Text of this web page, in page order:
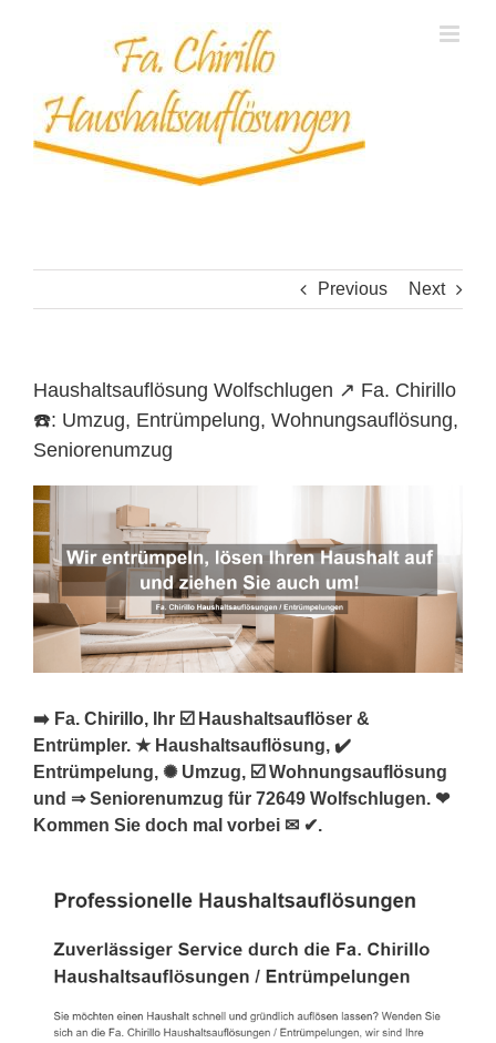
Previous Next
Haushaltsauflösung Wolfschlugen ↗️ Fa. Chirillo
☎️: Umzug, Entrümpelung, Wohnungsauflösung,
Seniorenumzug
➡️ Fa. Chirillo, Ihr ☑️ Haushaltsauflöser &
Entrümpler. ★ Haushaltsauflösung, ✔️
Entrümpelung, ✺ Umzug, ☑️ Wohnungsauflösung
und ⇒ Seniorenumzug für 72649 Wolfschlugen. ❤
Kommen Sie doch mal vorbei ✉ ✔.